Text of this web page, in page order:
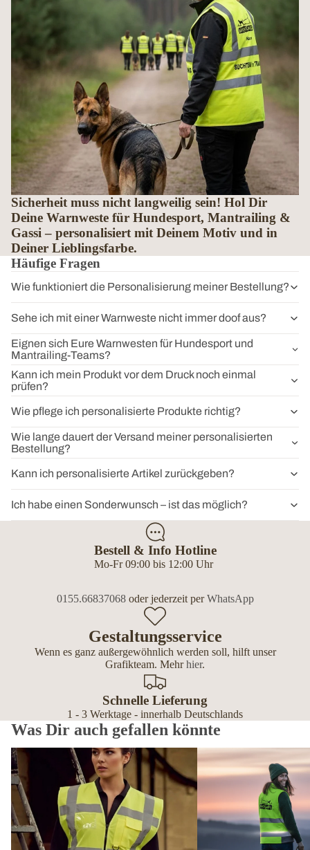
Sicherheit muss nicht langweilig sein! Hol Dir
Deine Warnweste für Hundesport, Mantrailing &
Gassi – personalisiert mit Deinem Motiv und in
Deiner Lieblingsfarbe.
Häufige Fragen
Wie funktioniert die Personalisierung meiner Bestellung?
Sehe ich mit einer Warnweste nicht immer doof aus?
Eignen sich Eure Warnwesten für Hundesport und
Mantrailing-Teams?
Kann ich mein Produkt vor dem Druck noch einmal
prüfen?
Wie pflege ich personalisierte Produkte richtig?
Wie lange dauert der Versand meiner personalisierten
Bestellung?
Kann ich personalisierte Artikel zurückgeben?
Ich habe einen Sonderwunsch – ist das möglich?
Bestell & Info Hotline
Mo-Fr 09:00 bis 12:00 Uhr
0155.66837068oder jederzeit perWhatsApp
Gestaltungsservice
Wenn es ganz außergewöhnlich werden soll, hilft unser
Grafikteam. Mehrhier.
Schnelle Lieferung
1 - 3 Werktage - innerhalb Deutschlands
Was Dir auch gefallen könnte
Premium Warnwesten personalisiert – mit Reißverschluss, Taschen
Softshell Westen